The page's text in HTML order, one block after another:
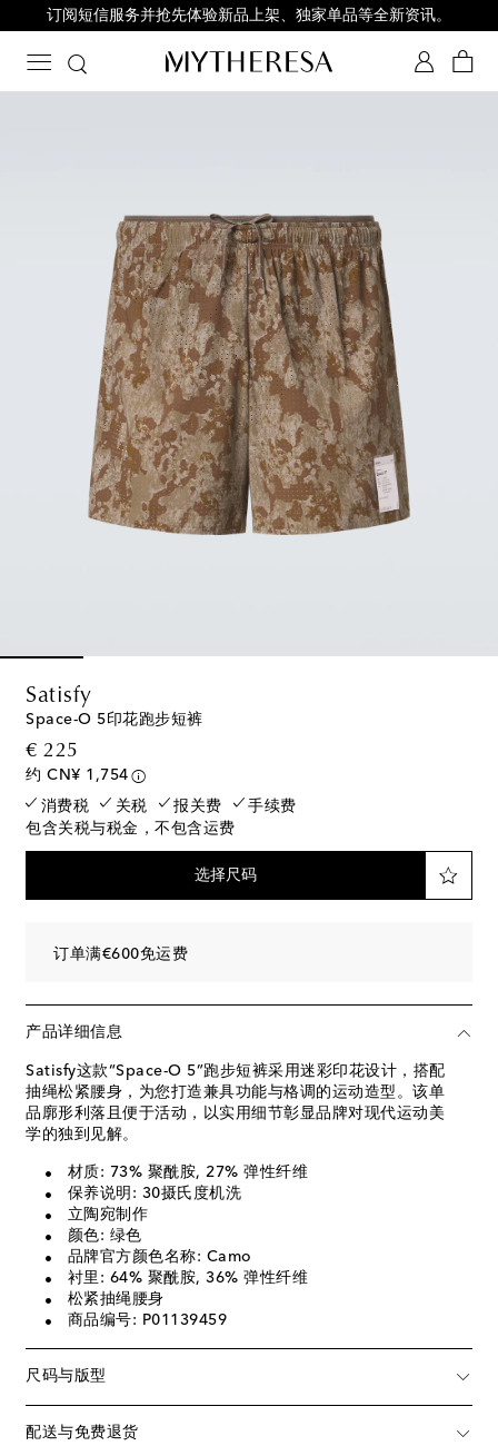
订阅短信服务并抢先体验新品上架、独家单品等全新资讯。
Satisfy
Space-O 5印花跑步短裤
€ 225original price
约 CN¥ 1,754
消费税
关税 报关费
手续费
包含关税与税金，不包含运费
选择尺码
订单满€600免运费
产品详细信息
Satisfy这款“Space-O 5”跑步短裤采用迷彩印花设计，搭配
抽绳松紧腰身，为您打造兼具功能与格调的运动造型。该单
品廓形利落且便于活动，以实用细节彰显品牌对现代运动美
学的独到见解。
材质: 73% 聚酰胺, 27% 弹性纤维
保养说明: 30摄氏度机洗
立陶宛制作
颜色: 绿色
品牌官方颜色名称: Camo
衬里: 64% 聚酰胺, 36% 弹性纤维
松紧抽绳腰身
商品编号: P01139459
尺码与版型
配送与免费退货